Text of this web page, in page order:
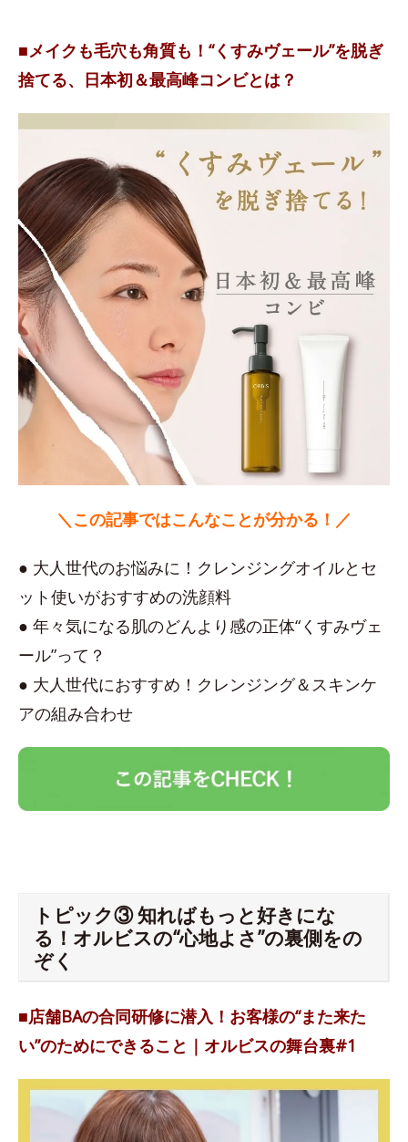
■メイクも毛穴も角質も！“くすみヴェール”を脱ぎ
捨てる、日本初＆最高峰コンビとは？
＼この記事ではこんなことが分かる！／
● 大人世代のお悩みに！クレンジングオイルとセ
ット使いがおすすめの洗顔料
● 年々気になる肌のどんより感の正体“くすみヴェ
ール”って？
● 大人世代におすすめ！クレンジング＆スキンケ
アの組み合わせ
トピック③ 知ればもっと好きにな
る！オルビスの“心地よさ”の裏側をの
ぞく
■店舗BAの合同研修に潜入！お客様の“また来た
い”のためにできること｜オルビスの舞台裏#1